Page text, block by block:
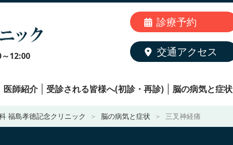
12:00
交通アクセス
診療予約
医師紹介 受診される皆様へ(初診・再診) 脳の病気と症状
福島孝徳記念クリニック 脳の病気と症状 三叉神経痛